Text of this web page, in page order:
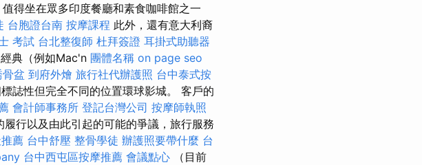
得坐在眾多印度餐廳和素食咖啡館之一
台胞證台南 按摩課程 此外，還有意大利裔
考試 台北整復師 杜拜簽證 耳掛式助聽器
典（例如Mac'n 團體名稱 on page seo
盆 到府外燴 旅行社代辦護照 台中泰式按
誌性但完全不同的位置環球影城。 客戶的
會計師事務所 登記台灣公司 按摩師執照
行以及由此引起的可能的爭議，旅行服務
薦 台中舒壓 整骨學徒 辦護照要帶什麼 台
台中西屯區按摩推薦 會議點心 （目前